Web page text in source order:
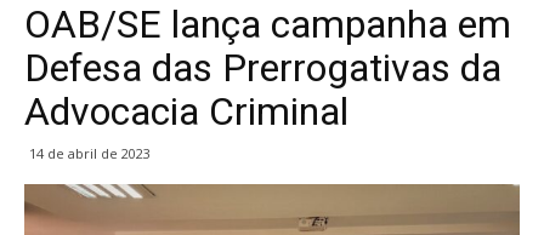
OAB/SE lança campanha em
Defesa das Prerrogativas da
Advocacia Criminal
14 de abril de 2023